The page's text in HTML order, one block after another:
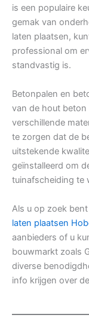
is een populaire
gemak van
laten plaatsen,
professional om
standvastig is.
Betonpalen en
van de hout beton
verschillende
te zorgen dat de
uitstekende
geïnstalleerd om
tuinafscheiding te
Als u op zoek
laten plaatsen
aanbieders of u
bouwmarkt zoals
diverse
info krijgen over